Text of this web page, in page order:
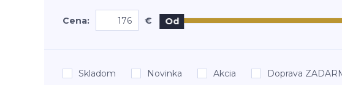
Cena: € Od
Skladom Novinka Akcia Doprava